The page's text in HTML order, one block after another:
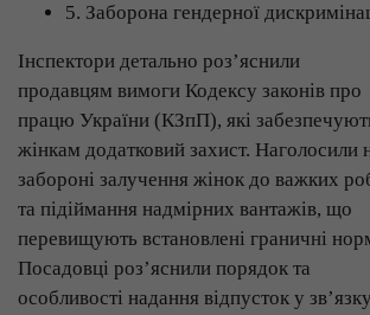
5. Заборона гендерної
Інспектори детально роз’яснили
продавцям вимоги Кодексу законів про
працю України (КЗпП), які
жінкам додатковий захист. Наголосили
забороні залучення жінок до важких
та підіймання надмірних вантажів, що
перевищують встановлені граничні
Посадовці роз’яснили порядок та
особливості надання відпусток у